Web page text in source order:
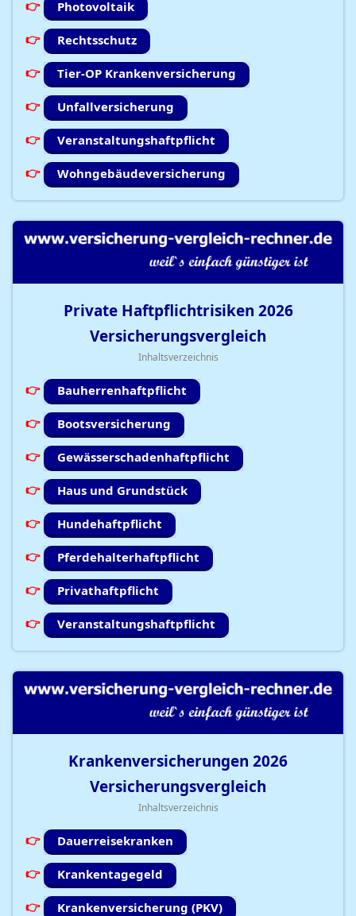
Photovoltaik
Rechtsschutz
Tier-OP Krankenversicherung
Unfallversicherung
Veranstaltungshaftpflicht
Wohngebäudeversicherung
Private Haftpflichtrisiken 2026
Versicherungsvergleich
Inhaltsverzeichnis
Bauherrenhaftpflicht
Bootsversicherung
Gewässerschadenhaftpflicht
Haus und Grundstück
Hundehaftpflicht
Pferdehalterhaftpflicht
Privathaftpflicht
Veranstaltungshaftpflicht
Krankenversicherungen 2026
Versicherungsvergleich
Inhaltsverzeichnis
Dauerreisekranken
Krankentagegeld
Krankenversicherung (PKV)